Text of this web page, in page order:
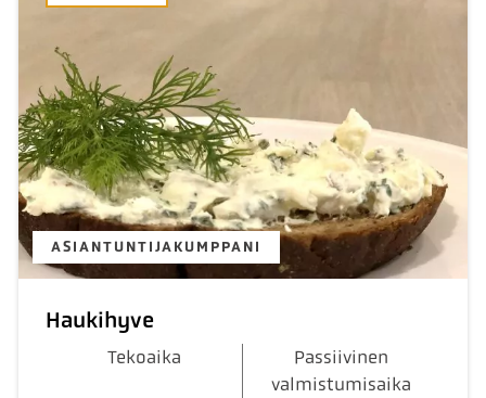
ASIANTUNTIJAKUMPPANI
Haukihyve
Tekoaika
Passiivinen
valmistumisaika